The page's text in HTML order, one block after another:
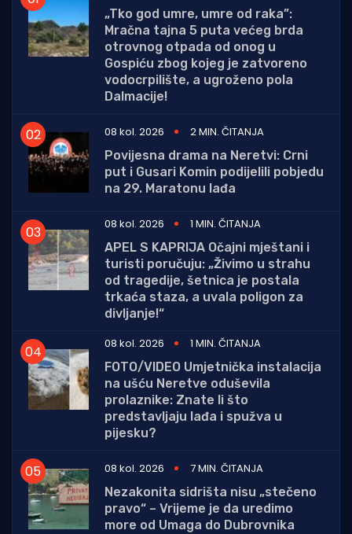
„Tko god umre, umre od raka”:
Mračna tajna 5 puta većeg brda
otrovnog otpada od onog u
Gospiću zbog kojeg je zatvoreno
vodocrpilište, a ugroženo pola
Dalmacije!
08 kol. 2026
2 MIN. ČITANJA
Povijesna drama na Neretvi: Crni
put i Gusari Komin podijelili pobjedu
na 29. Maratonu lađa
08 kol. 2026
1 MIN. ČITANJA
APEL S KAPRIJA Očajni mještani i
turisti poručuju: „Živimo u strahu
od tragedije, šetnica je postala
trkaća staza, a uvala poligon za
divljanje!“
08 kol. 2026
1 MIN. ČITANJA
FOTO/VIDEO Umjetnička instalacija
na ušću Neretve oduševila
prolaznike: Znate li što
predstavljaju lađa i spužva u
pijesku?
08 kol. 2026
7 MIN. ČITANJA
Nezakonita sidrišta nisu „stečeno
pravo“ – Vrijeme je da uredimo
more od Umaga do Dubrovnika